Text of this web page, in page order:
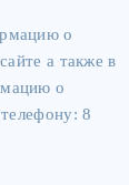
о
а также в
о
8